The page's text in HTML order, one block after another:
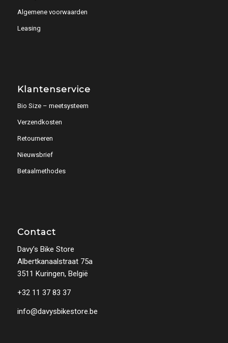
Algemene voorwaarden
Leasing
Klantenservice
Bio Size – meetsysteem
Verzendkosten
Retourneren
Nieuwsbrief
Betaalmethodes
Contact
Davy’s Bike Store
Albertkanaalstraat 75a
3511 Kuringen, België
+32 11 37 83 37
info@davysbikestore.be